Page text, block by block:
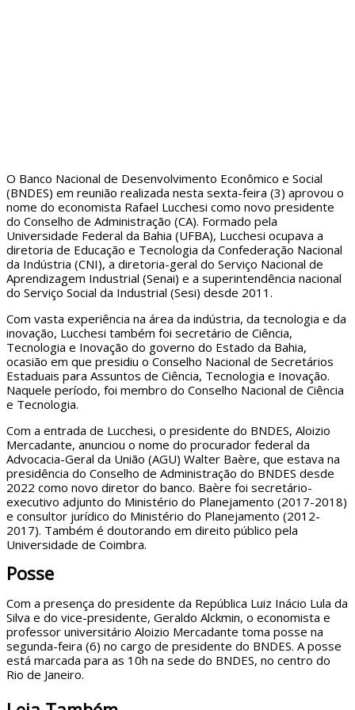
O Banco Nacional de Desenvolvimento Econômico e Social
(BNDES) em reunião realizada nesta sexta-feira (3) aprovou o
nome do economista Rafael Lucchesi como novo presidente
do Conselho de Administração (CA). Formado pela
Universidade Federal da Bahia (UFBA), Lucchesi ocupava a
diretoria de Educação e Tecnologia da Confederação Nacional
da Indústria (CNI), a diretoria-geral do Serviço Nacional de
Aprendizagem Industrial (Senai) e a superintendência nacional
do Serviço Social da Industrial (Sesi) desde 2011.
Com vasta experiência na área da indústria, da tecnologia e da
inovação, Lucchesi também foi secretário de Ciência,
Tecnologia e Inovação do governo do Estado da Bahia,
ocasião em que presidiu o Conselho Nacional de Secretários
Estaduais para Assuntos de Ciência, Tecnologia e Inovação.
Naquele período, foi membro do Conselho Nacional de Ciência
e Tecnologia.
Com a entrada de Lucchesi, o presidente do BNDES, Aloizio
Mercadante, anunciou o nome do procurador federal da
Advocacia-Geral da União (AGU) Walter Baère, que estava na
presidência do Conselho de Administração do BNDES desde
2022 como novo diretor do banco. Baère foi secretário-
executivo adjunto do Ministério do Planejamento (2017-2018)
e consultor jurídico do Ministério do Planejamento (2012-
2017). Também é doutorando em direito público pela
Universidade de Coimbra.
Posse
Com a presença do presidente da República Luiz Inácio Lula da
Silva e do vice-presidente, Geraldo Alckmin, o economista e
professor universitário Aloizio Mercadante toma posse na
segunda-feira (6) no cargo de presidente do BNDES. A posse
está marcada para as 10h na sede do BNDES, no centro do
Rio de Janeiro.